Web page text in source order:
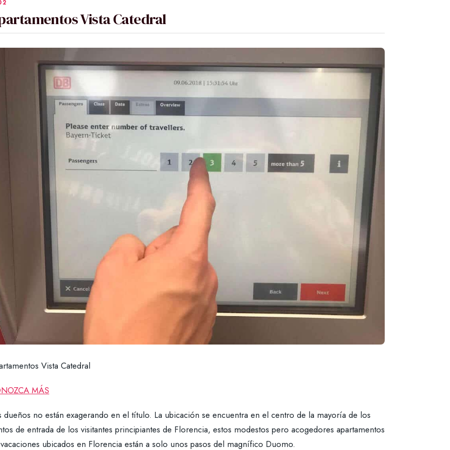
Vista Catedral
Vista Catedral
MÁS
dueños no están exagerando en el título. La ubicación se encuentra en el centro de la mayoría de los
de entrada de los visitantes principiantes de Florencia, estos modestos pero acogedores apartamentos
ubicados en Florencia están a solo unos pasos del magnífico Duomo.